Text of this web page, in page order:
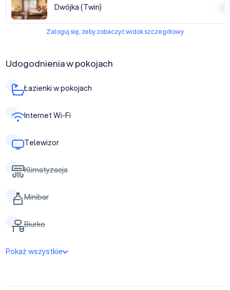
Dwójka (Twin)
Zaloguj się, żeby zobaczyć widok szczegółowy
Udogodnienia w pokojach
Łazienki w pokojach
Internet Wi-Fi
Telewizor
Klimatyzacja
Minibar
Biurko
Pokaż wszystkie